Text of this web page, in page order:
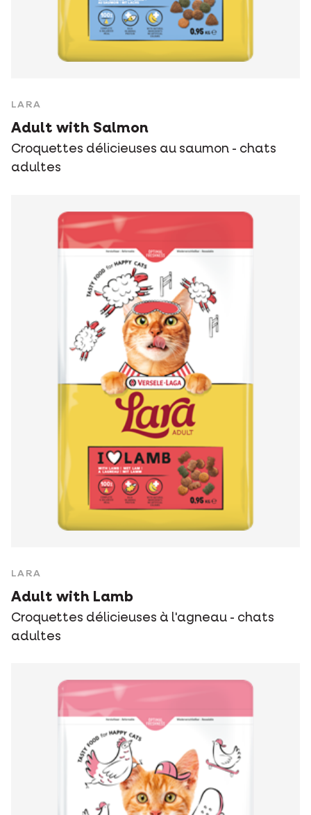
LARA
Adult with Salmon
Croquettes délicieuses au saumon - chats
adultes
LARA
Adult with Lamb
Croquettes délicieuses à l'agneau - chats
adultes